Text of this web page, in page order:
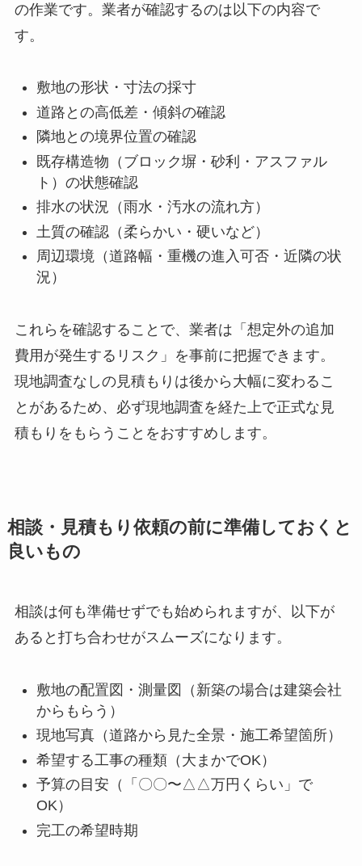
の作業です。業者が確認するのは以下の内容で
す。
敷地の形状・寸法の採寸
道路との高低差・傾斜の確認
隣地との境界位置の確認
既存構造物（ブロック塀・砂利・アスファル
ト）の状態確認
排水の状況（雨水・汚水の流れ方）
土質の確認（柔らかい・硬いなど）
周辺環境（道路幅・重機の進入可否・近隣の状
況）
これらを確認することで、業者は「想定外の追加
費用が発生するリスク」を事前に把握できます。
現地調査なしの見積もりは後から大幅に変わるこ
とがあるため、必ず現地調査を経た上で正式な見
積もりをもらうことをおすすめします。
相談・見積もり依頼の前に準備しておくと
良いもの
相談は何も準備せずでも始められますが、以下が
あると打ち合わせがスムーズになります。
敷地の配置図・測量図（新築の場合は建築会社
からもらう）
現地写真（道路から見た全景・施工希望箇所）
希望する工事の種類（大まかでOK）
予算の目安（「〇〇〜△△万円くらい」で
OK）
完工の希望時期